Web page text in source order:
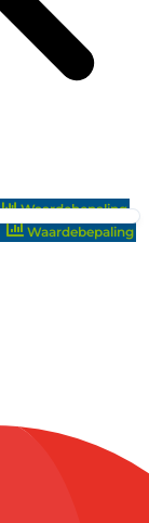
Waardebepaling
Waardebepaling